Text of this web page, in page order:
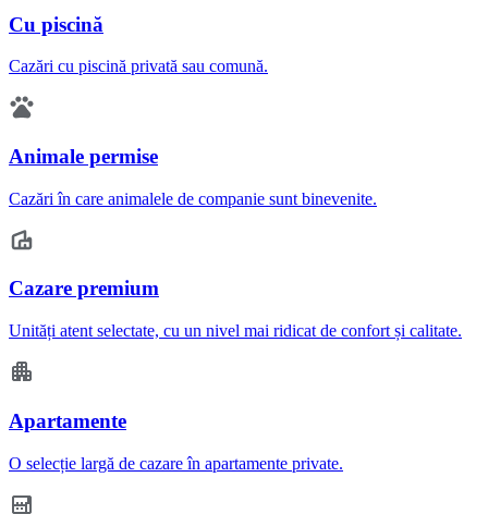
Cu piscină
Cazări cu piscină privată sau comună.
Animale permise
Cazări în care animalele de companie sunt binevenite.
Cazare premium
Unități atent selectate, cu un nivel mai ridicat de confort și calitate.
Apartamente
O selecție largă de cazare în apartamente private.